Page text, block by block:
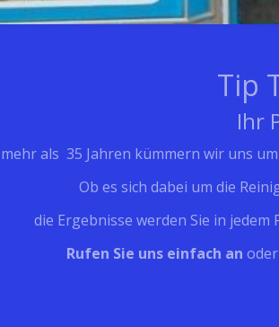
Tip
Ihr
als 35 Jahren kümmern wir uns
Ob es sich dabei um die
die Ergebnisse werden Sie in
Rufen Sie uns einfach an